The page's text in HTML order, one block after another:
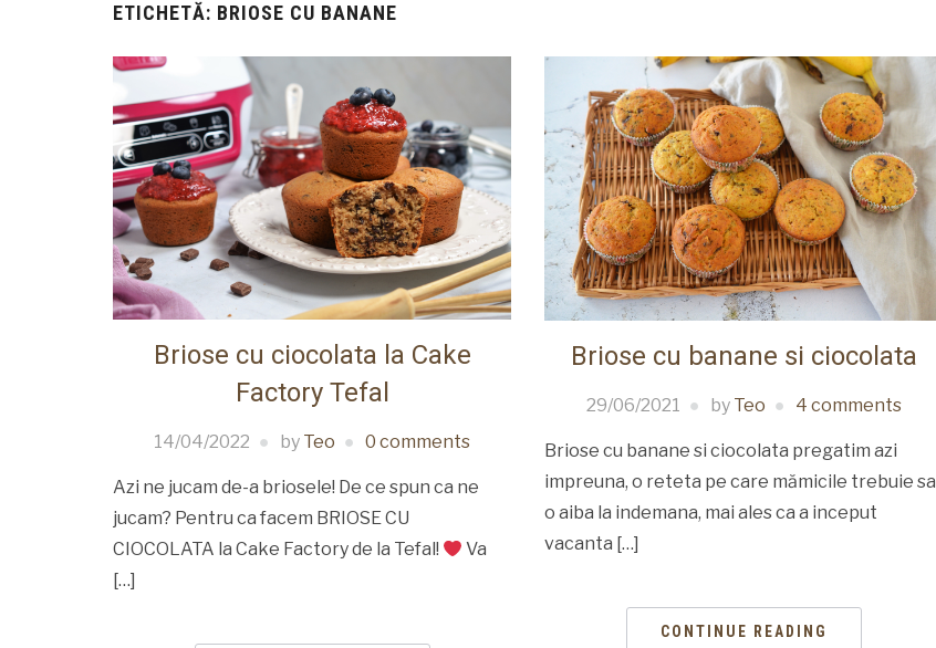
ETICHETĂ: BRIOSE CU BANANE
Briose cu ciocolata la Cake
Factory Tefal
14/04/2022 by Teo 0 comments
Azi ne jucam de-a briosele! De ce spun ca ne
jucam? Pentru ca facem BRIOSE CU
CIOCOLATA la Cake Factory de la Tefal!
Va
[…]
Briose cu banane si ciocolata
29/06/2021 by Teo 4 comments
Briose cu banane si ciocolata pregatim azi
impreuna, o reteta pe care mămicile trebuie sa
o aiba la indemana, mai ales ca a inceput
vacanta […]
CONTINUE READING